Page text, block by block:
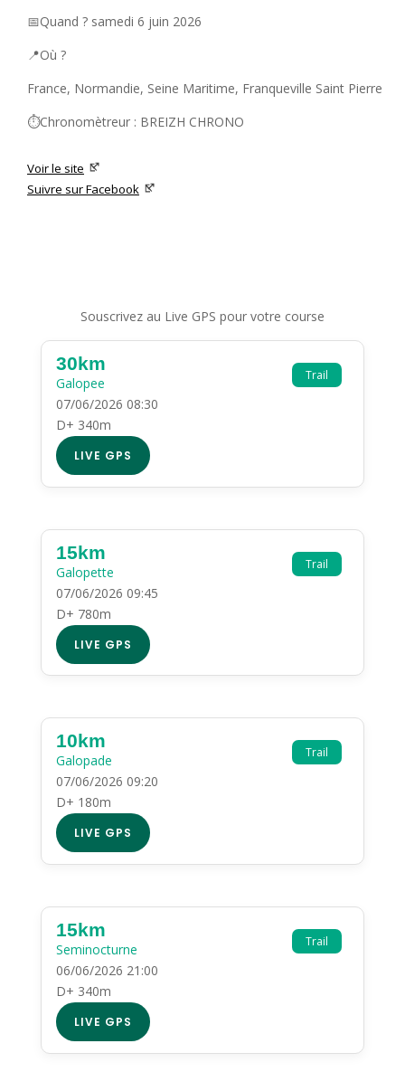
📅Quand ? samedi 6 juin 2026
📍Où ?
France, Normandie, Seine Maritime, Franqueville Saint Pierre
⏱️Chronomètreur : BREIZH CHRONO
Voir le site
Suivre sur Facebook
Souscrivez au Live GPS pour votre course
Trail
30km
Galopee
07/06/2026 08:30
D+ 340m
LIVE GPS
Trail
15km
Galopette
07/06/2026 09:45
D+ 780m
LIVE GPS
Trail
10km
Galopade
07/06/2026 09:20
D+ 180m
LIVE GPS
Trail
15km
Seminocturne
06/06/2026 21:00
D+ 340m
LIVE GPS